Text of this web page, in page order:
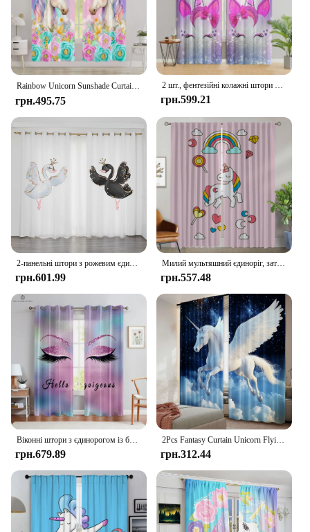
**Versatile and Functional Design**
Our Unicorn Window Curtain is not just about
looks; it's also about practicality. The curtains are
easy to hang, making them a breeze to install in any
window. The set comes ready to use, so you can
start enjoying the transformation of your space right
away. The curtains are lightweight, ensuring they
can be easily opened and closed without causing
any strain on your window hardware. Plus, the
durable fabric is easy to clean, ensuring your
unicorn-themed decor stays looking fresh and new.
**Ideal for Gift Giving and Wholesale**
This Unicorn Window Curtain set is perfect for
gifting to friends and family who appreciate a touch
of whimsy in their home decor. It's also an excellent
choice for wholesale vendors and suppliers looking
to add a unique and popular product to their
offerings. The curtains are available in various
sizes, making them suitable for a wide range of
window types and sizes. Whether you're looking to
add a splash of magic to your own space or to stock
up for resale, our Unicorn Window Curtain set is a
versatile and delightful choice.
Rainbow Unicorn Sunshade Curtains for Girls Bedroom 2 Panel Set Window Curtains for Living Room カーテン Cortinas Para La Sala
грн.495.75
2 шт., фентезійні колажні штори з рожевим єдинорогом - напівзатемнення, використовуються для вітальні, спальні, кухні, прикраси будинку
грн.599.21
2-панельні штори з рожевим єдинорогом, штори для дівчаток-балерин, штори для дітей, дівчаток, жалюзі для вікон спальні від підлоги до стелі, люверси для вікон
грн.601.99
Милий мультяшний єдиноріг, затемнена штора для кімнати, 2-панельні штори, дитяча кімната, прикраса на Хелловін, штори, перегородка, вітальня, кухня
грн.557.48
Віконні штори з єдинорогом із блискучим принтом, мультфільм, фантазія, єдиноріг, вії, на замовлення, вітальня, прикраса для кабінету, 2 шт.
грн.679.89
2Pcs Fantasy Curtain Unicorn Flying Over Clouds Новинка та Purity Magic Creature для спальні, вітальні та їдальні A
грн.312.44